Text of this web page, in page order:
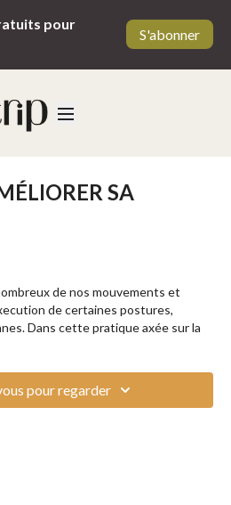
pour
S'abonner
SA
de nos mouvements et
de certaines postures,
Dans cette pratique axée sur la
par Caroline en douceur et gagnez
comme l'une des formes les plus
à l'Ashtanga Yoga).
pour regarder